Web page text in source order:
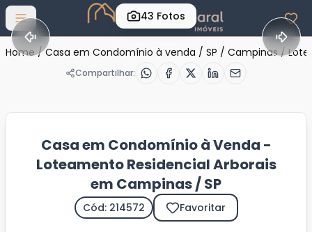
Abrir menu
43 Fotos
Home / Casa em Condomínio à venda / SP / Campinas /
Compartilhar:
Casa em Condomínio à Venda -
Loteamento Residencial Arborais
em Campinas / SP
Cód: 214572 Favoritar